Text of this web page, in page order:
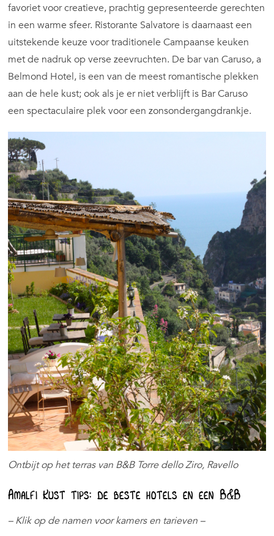
favoriet voor creatieve, prachtig gepresenteerde gerechten
in een warme sfeer. Ristorante Salvatore is daarnaast een
uitstekende keuze voor traditionele Campaanse keuken
met de nadruk op verse zeevruchten. De bar van Caruso, a
Belmond Hotel, is een van de meest romantische plekken
aan de hele kust; ook als je er niet verblijft is Bar Caruso
een spectaculaire plek voor een zonsondergangdrankje.
Ontbijt op het terras van B&B Torre dello Ziro, Ravello
Amalfi Kust tips: de beste hotels en een B&B
– Klik op de namen voor kamers en tarieven –